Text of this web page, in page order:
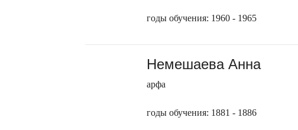
годы обучения: 1960 - 1965
Немешаева Анна
арфа
годы обучения: 1881 - 1886